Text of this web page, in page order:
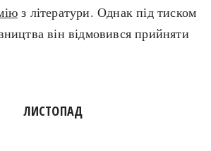
з літератури. Однак під тиском
він відмовився прийняти
ЛИСТОПАД